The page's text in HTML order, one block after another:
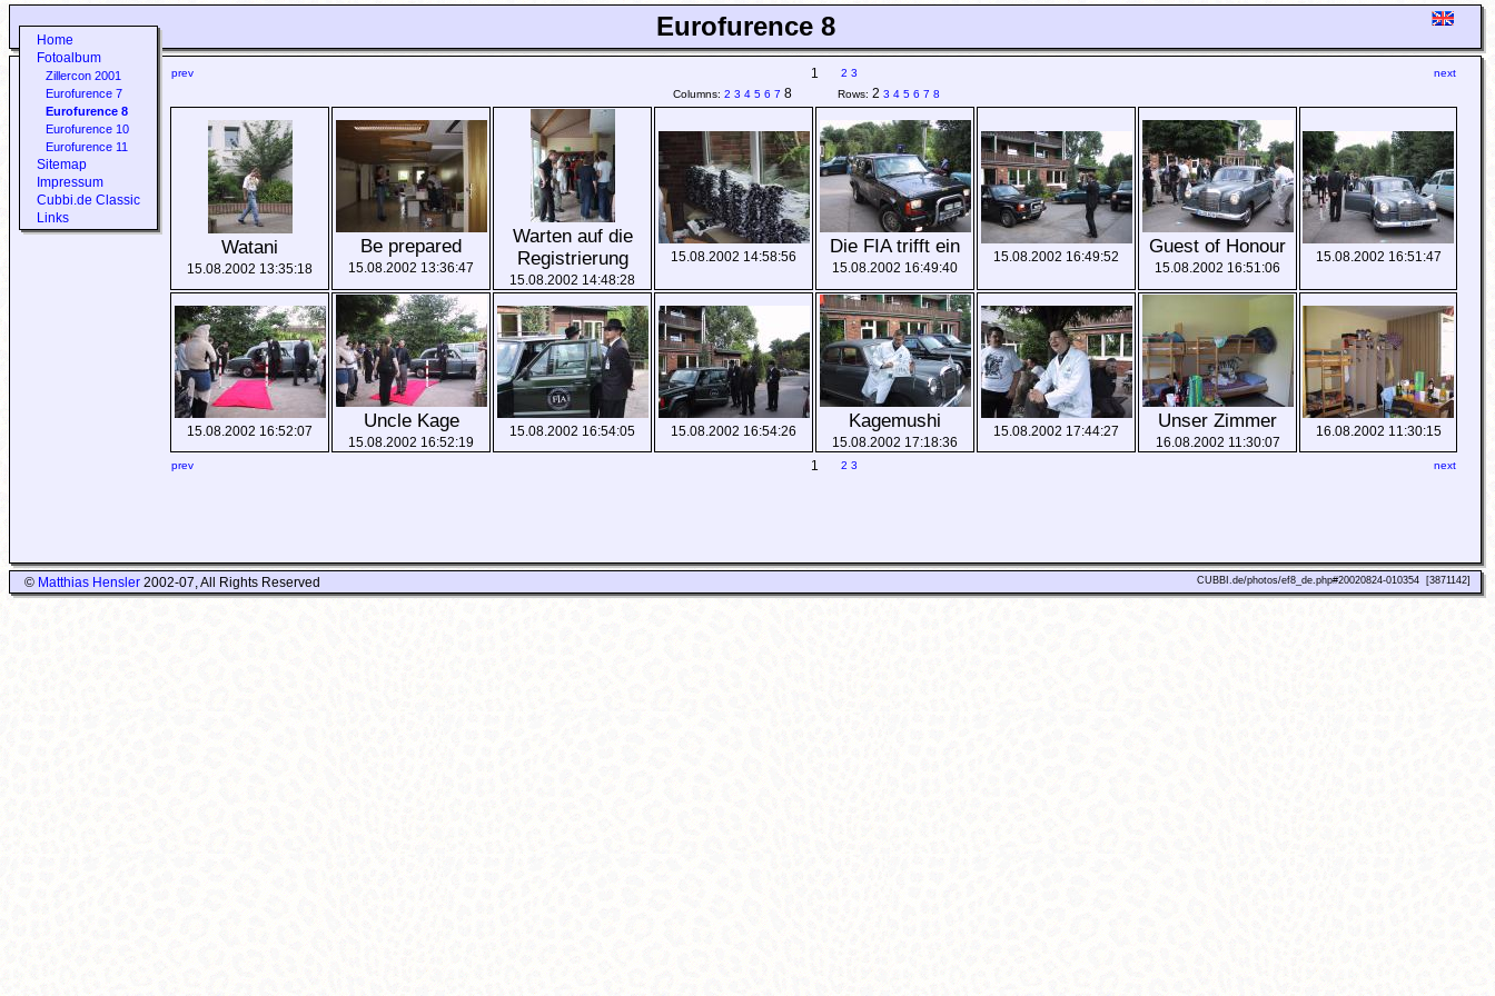
Eurofurence 8
Home
Fotoalbum
Zillercon 2001
Eurofurence 7
Eurofurence 8
Eurofurence 10
Eurofurence 11
Sitemap
Impressum
Cubbi.de Classic
Links
prev 1 2 3
next
Columns:2 3 4 5 6 7 8 Rows:2 3 4 5 6 7 8
Watani
15.08.2002 13:35:18
Be prepared
15.08.2002 13:36:47
Warten auf die
Registrierung
15.08.2002 14:48:28
15.08.2002 14:58:56 Die FIA trifft ein
15.08.2002 16:49:40
15.08.2002 16:49:52 Guest of Honour
15.08.2002 16:51:06
15.08.2002 16:51:47
15.08.2002 16:52:07 Uncle Kage
15.08.2002 16:52:19
15.08.2002 16:54:05 15.08.2002 16:54:26 Kagemushi
15.08.2002 17:18:36
15.08.2002 17:44:27 Unser Zimmer
16.08.2002 11:30:07
16.08.2002 11:30:15
prev 1 2 3 next
CUBBI.de/photos/ef8_de.php#20020824-010354 [3871142]
© Matthias Hensler2002-07, All Rights Reserved